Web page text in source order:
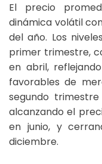
El precio
dinámica volátil
del año. Los
primer trimestre,
en abril,
favorables de
segundo
alcanzando el
en junio, y
diciembre.